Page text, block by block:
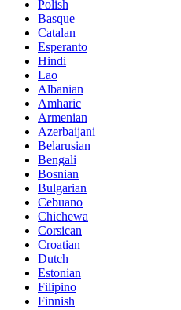
Polish
Basque
Catalan
Esperanto
Hindi
Lao
Albanian
Amharic
Armenian
Azerbaijani
Belarusian
Bengali
Bosnian
Bulgarian
Cebuano
Chichewa
Corsican
Croatian
Dutch
Estonian
Filipino
Finnish